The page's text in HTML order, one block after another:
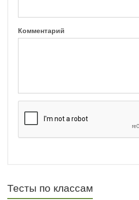
Комментарий
Тесты по классам